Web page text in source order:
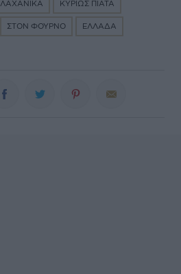
ΛΑΧΑΝΙΚΑ ΚΥΡΙΩΣ ΠΙΑΤΑ
ΣΤΟΝ ΦΟΥΡΝΟ ΕΛΛΑΔΑ